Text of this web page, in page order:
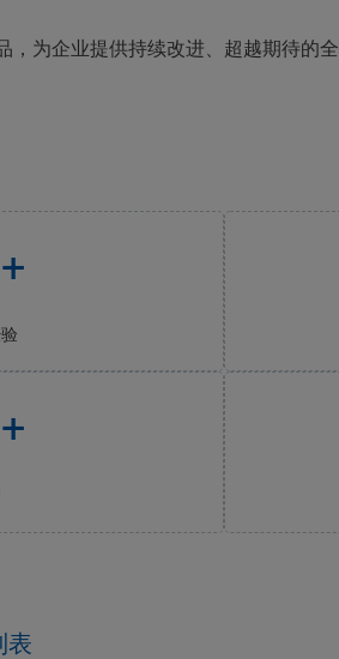
为企业提供持续改进、超越期待的
+
+
表